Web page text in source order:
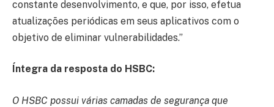
constante desenvolvimento, e que, por isso, efetua
atualizações periódicas em seus aplicativos com o
objetivo de eliminar vulnerabilidades.”
Íntegra da resposta do HSBC:
O HSBC possui várias camadas de segurança que